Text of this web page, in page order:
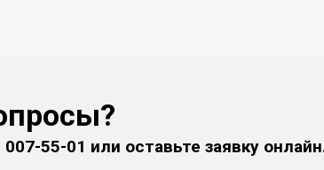
55-01 или оставьте заявку